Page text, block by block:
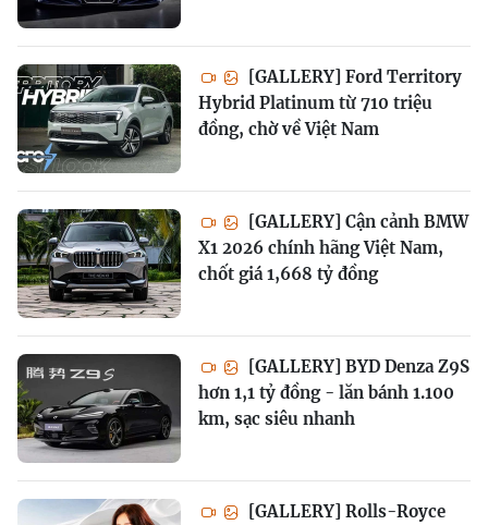
[GALLERY] Ford Territory
Hybrid Platinum từ 710 triệu
đồng, chờ về Việt Nam
[GALLERY] Cận cảnh BMW
X1 2026 chính hãng Việt Nam,
chốt giá 1,668 tỷ đồng
[GALLERY] BYD Denza Z9S
hơn 1,1 tỷ đồng - lăn bánh 1.100
km, sạc siêu nhanh
[GALLERY] Rolls-Royce